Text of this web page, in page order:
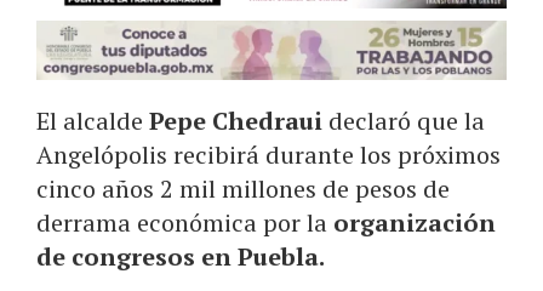
El alcalde Pepe Chedraui declaró que la
Angelópolis recibirá durante los próximos
cinco años 2 mil millones de pesos de
derrama económica por la organización
de congresos en Puebla.